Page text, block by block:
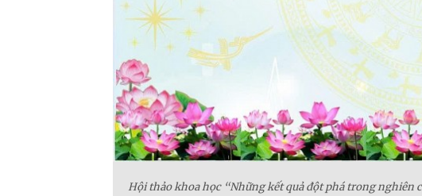
Hội thảo khoa học “Những kết quả đột phá trong nghiên